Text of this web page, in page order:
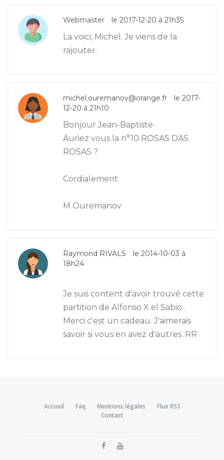
Webmaster le 2017-12-20 à 21h35
La voici, Michel. Je viens de la
rajouter.
michel.ouremanov@orange.fr
le 2017-
12-20 à 21h10
Bonjour Jean-Baptiste
Auriez vous la n°10 ROSAS DAS
ROSAS ?
Cordialement
M Ouremanov
Raymond RIVALS
le 2014-10-03 à
18h24
Je suis content d'avoir trouvé cette
partition de Alfonso X el Sabio..
Merci c'est un cadeau. J'aimerais
savoir si vous en avez d'autres. RR
Accueil Faq Mentions légales
Flux RSS
Contact